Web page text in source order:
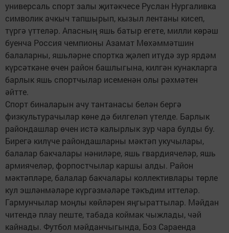
универсаль спорт залы җитәкчесе Руслан Нургаливка
символик ачкыч тапшырып, кызыл лентаны кисеп,
түргә үттеләр. Апасның яшь батыр егете, милли көрәш
буенча Россия чемпионы Азамат Мөхәммәтшин
балаларны, яшьләрне спортка җәлеп итүдә зур ярдәм
күрсәткәне өчен район башлыгына, килгән кунакларга
барлык яшь спортчылар исеменән олы рәхмәтен
әйтте.
Спорт биналарын ачу тантанасы белән бергә
физкультурачылар көне дә билгеләп үтелде. Барлык
райондашлар өчен истә калырлык зур чара булды бу.
Бирегә килүче райондашларны мәктәп укучылары,
балалар бакчалары нәниләре, яшь гвардиячеләр, яшь
армиячеләр, форпостчылар каршы алды. Район
мәктәпләре, балалар бакчалары коллективлары төрле
кул эшләнмәләре күргәзмәләре тәкъдим иттеләр.
Гармунчылар моңлы көйләрен яңгыраттылар. Мәйдан
читендә плау пеште, табада коймак чыжлады, чәй
кайнады. Футбол мәйданчыгында, Боз Сараенда